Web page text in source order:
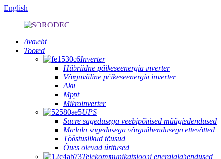
English
Avaleht
Tooted
Inverter
Hübriidne päikeseenergia inverter
Võrguväline päikeseenergia inverter
Aku
Mppt
Mikroinverter
UPS
Suure sagedusega veebipõhised müügiedendused
Madala sagedusega võrguühendusega ettevõtted
Tööstuslikud tõusud
Õues olevad üritused
Telekommunikatsiooni energialahendused